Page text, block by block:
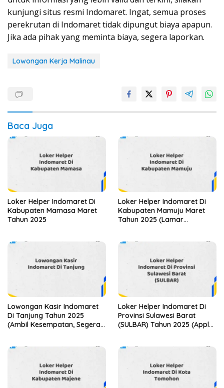
kunjungi situs resmi Indomaret. Ingat, semua proses
perekrutan di Indomaret tidak dipungut biaya apapun.
Jika ada pihak yang meminta biaya, segera laporkan.
Lowongan Kerja Malinau
Baca Juga
Loker Helper Indomaret Di
Kabupaten Mamasa Maret
Tahun 2025
Loker Helper Indomaret Di
Kabupaten Mamuju Maret
Tahun 2025 (Lamar
Lowongan Kasir Indomaret
Di Tanjung Tahun 2025
(Ambil Kesempatan, Segera
Loker Helper Indomaret Di
Provinsi Sulawesi Barat
(SULBAR) Tahun 2025 (Apply